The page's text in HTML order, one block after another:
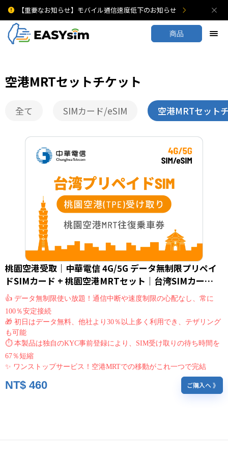
【重要なお知らせ】モバイル通信速度低下のお知らせ
商品
空港MRTセットチケット
全て SIMカード/eSIM 空港MRTセット
桃園空港受取｜中華電信 4G/5G データ無制限プリペイ
ドSIMカード + 桃園空港MRTセット｜台湾SIMカー
ド/eSIM (外国人限定)
👍 データ無制限使い放題！通信中断や速度制限の心配なし、常に
100％安定接続
🎁 初日はデータ無料、他社より30％以上多く利用でき、テザリング
も可能
⏱ 本製品は独自のKYC事前登録により、SIM受け取りの待ち時間を
67％短縮
✨ ワンストップサービス！空港MRTでの移動がこれ一つで完結
NT$ 460 ご購入へ 》